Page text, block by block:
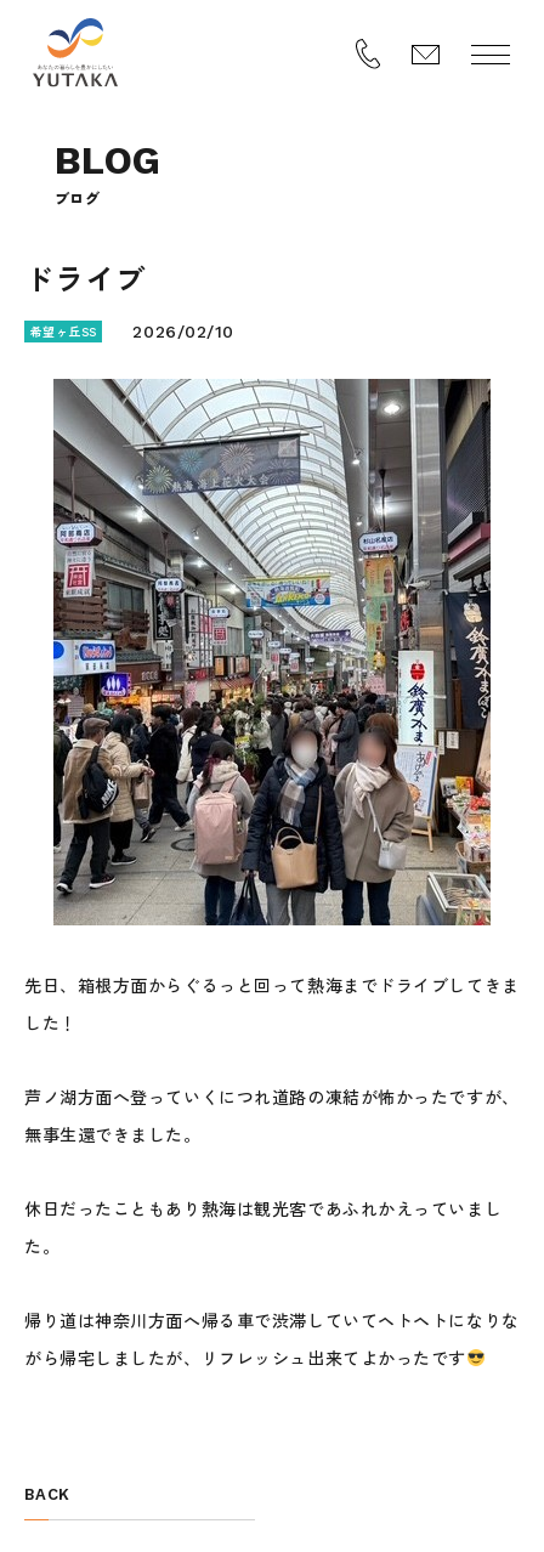
BLOG
ブロ グ
ドライブ
希望ヶ丘SS 2026/02/10
先日、箱根方面からぐるっと回って熱海までドライブしてきま
した！
芦ノ湖方面へ登っていくにつれ道路の凍結が怖かったですが、
無事生還できました。
休日だったこともあり熱海は観光客であふれかえっていまし
た。
帰り道は神奈川方面へ帰る車で渋滞していてヘトヘトになりな
がら帰宅しましたが、リフレッシュ出来てよかったです
BACK